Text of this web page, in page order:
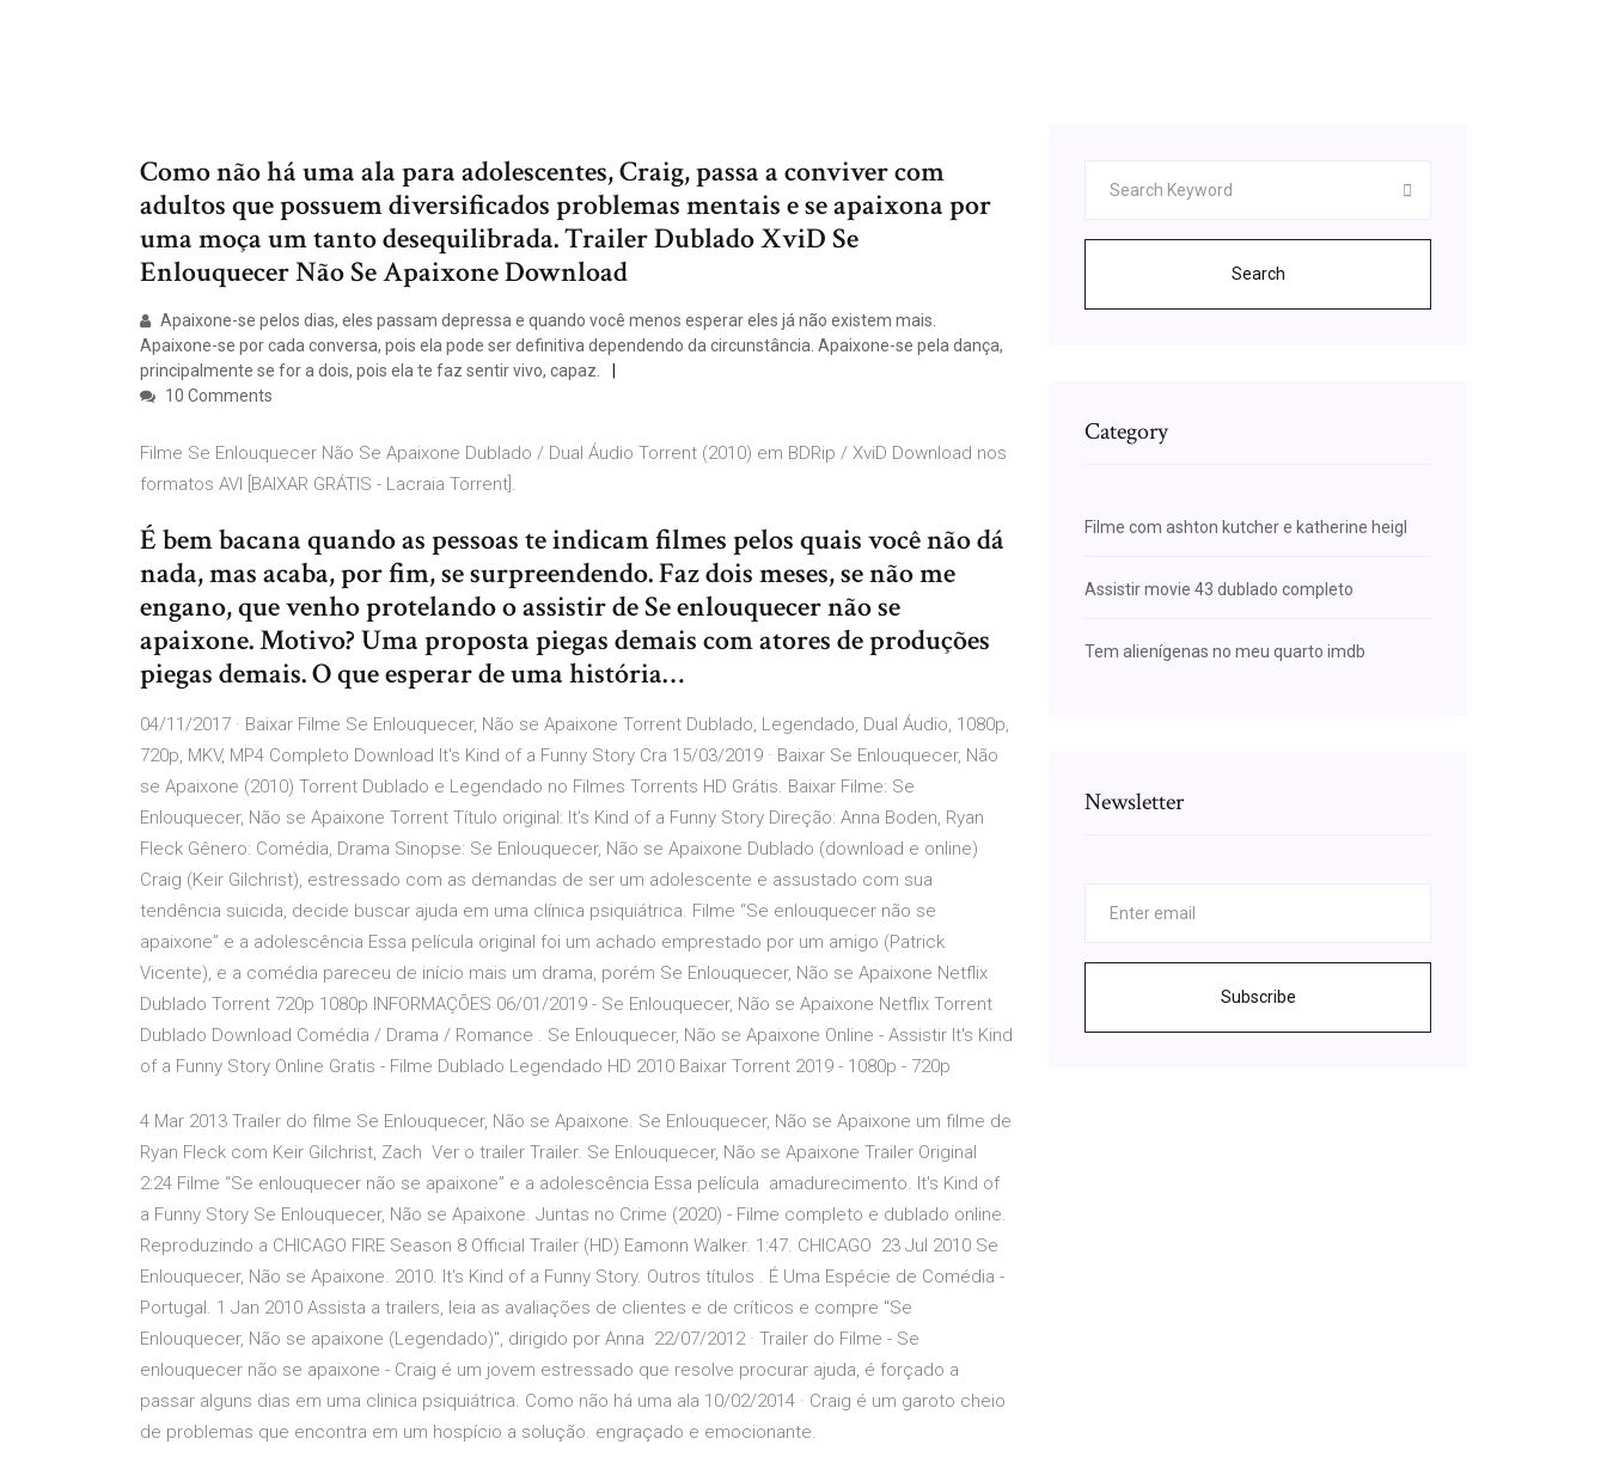
Como não há uma ala para adolescentes, Craig, passa a conviver com
adultos que possuem diversificados problemas mentais e se apaixona por
uma moça um tanto desequilibrada. Trailer Dublado XviD Se
Enlouquecer Não Se Apaixone Download
Apaixone-se pelos dias, eles passam depressa e quando você menos esperar eles já não existem mais.
Apaixone-se por cada conversa, pois ela pode ser definitiva dependendo da circunstância. Apaixone-se pela dança,
principalmente se for a dois, pois ela te faz sentir vivo, capaz.
10 Comments
Filme Se Enlouquecer Não Se Apaixone Dublado / Dual Áudio Torrent (2010) em BDRip / XviD Download nos
formatos AVI [BAIXAR GRÁTIS - Lacraia Torrent].
É bem bacana quando as pessoas te indicam filmes pelos quais você não dá
nada, mas acaba, por fim, se surpreendendo. Faz dois meses, se não me
engano, que venho protelando o assistir de Se enlouquecer não se
apaixone. Motivo? Uma proposta piegas demais com atores de produções
piegas demais. O que esperar de uma história…
04/11/2017 · Baixar Filme Se Enlouquecer, Não se Apaixone Torrent Dublado, Legendado, Dual Áudio, 1080p,
720p, MKV, MP4 Completo Download It's Kind of a Funny Story Cra 15/03/2019 · Baixar Se Enlouquecer, Não
se Apaixone (2010) Torrent Dublado e Legendado no Filmes Torrents HD Grátis. Baixar Filme: Se
Enlouquecer, Não se Apaixone Torrent Título original: It’s Kind of a Funny Story Direção: Anna Boden, Ryan
Fleck Gênero: Comédia, Drama Sinopse: Se Enlouquecer, Não se Apaixone Dublado (download e online)
Craig (Keir Gilchrist), estressado com as demandas de ser um adolescente e assustado com sua
tendência suicida, decide buscar ajuda em uma clínica psiquiátrica. Filme “Se enlouquecer não se
apaixone” e a adolescência Essa película original foi um achado emprestado por um amigo (Patrick
Vicente), e a comédia pareceu de início mais um drama, porém Se Enlouquecer, Não se Apaixone Netflix
Dublado Torrent 720p 1080p INFORMAÇÕES 06/01/2019 - Se Enlouquecer, Não se Apaixone Netflix Torrent
Dublado Download Comédia / Drama / Romance . Se Enlouquecer, Não se Apaixone Online - Assistir It's Kind
of a Funny Story Online Gratis - Filme Dublado Legendado HD 2010 Baixar Torrent 2019 - 1080p - 720p
4 Mar 2013 Trailer do filme Se Enlouquecer, Não se Apaixone. Se Enlouquecer, Não se Apaixone um filme de
Ryan Fleck com Keir Gilchrist, Zach Ver o trailer Trailer. Se Enlouquecer, Não se Apaixone Trailer Original
2:24 Filme “Se enlouquecer não se apaixone” e a adolescência Essa película amadurecimento. It's Kind of
a Funny Story Se Enlouquecer, Não se Apaixone. Juntas no Crime (2020) - Filme completo e dublado online.
Reproduzindo a CHICAGO FIRE Season 8 Official Trailer (HD) Eamonn Walker. 1:47. CHICAGO 23 Jul 2010 Se
Enlouquecer, Não se Apaixone. 2010. It's Kind of a Funny Story. Outros títulos . É Uma Espécie de Comédia -
Portugal. 1 Jan 2010 Assista a trailers, leia as avaliações de clientes e de críticos e compre "Se
Enlouquecer, Não se apaixone (Legendado)", dirigido por Anna 22/07/2012 · Trailer do Filme - Se
enlouquecer não se apaixone - Craig é um jovem estressado que resolve procurar ajuda, é forçado a
passar alguns dias em uma clinica psiquiátrica. Como não há uma ala 10/02/2014 · Craig é um garoto cheio
de problemas que encontra em um hospício a solução. engraçado e emocionante.
Search
Category
Filme com ashton kutcher e katherine heigl
Assistir movie 43 dublado completo
Tem alienígenas no meu quarto imdb
Newsletter
Subscribe